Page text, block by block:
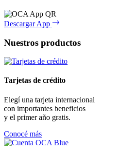
Descargar App
Nuestros productos
Tarjetas de crédito
Elegí una tarjeta internacional
con importantes beneficios
y el primer año gratis.
Conocé más